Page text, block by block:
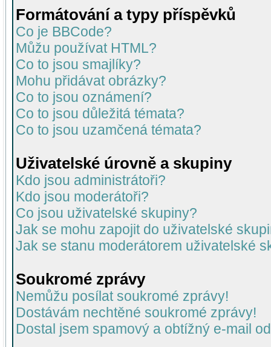
Formátování a typy příspěvků
Co je BBCode?
Můžu používat HTML?
Co to jsou smajlíky?
Mohu přidávat obrázky?
Co to jsou oznámení?
Co to jsou důležitá témata?
Co to jsou uzamčená témata?
Uživatelské úrovně a skupiny
Kdo jsou administrátoři?
Kdo jsou moderátoři?
Co jsou uživatelské skupiny?
Jak se mohu zapojit do uživatelské
Jak se stanu moderátorem uživatelské
Soukromé zprávy
Nemůžu posílat soukromé zprávy!
Dostávám nechtěné soukromé zprávy!
Dostal jsem spamový a obtížný e-mail